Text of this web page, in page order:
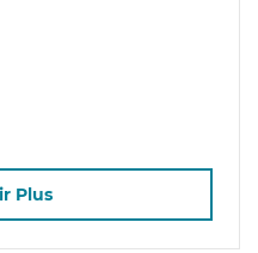
Plus